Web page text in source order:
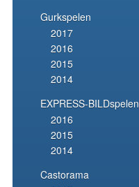
Gurkspelen
2017
2016
2015
2014
EXPRESS-BILDspelen
2016
2015
2014
Castorama